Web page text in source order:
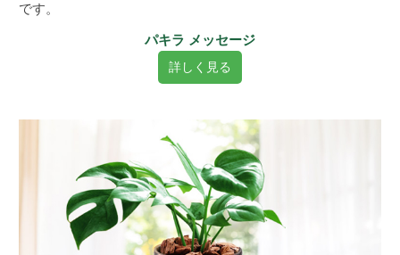
です。
パキラ メッセージ
詳しく見る